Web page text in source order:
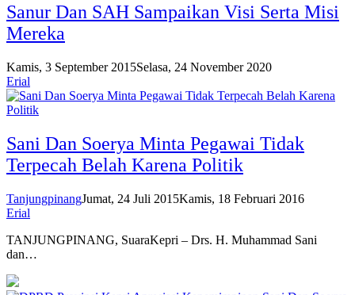
Sanur Dan SAH Sampaikan Visi Serta Misi
Mereka
Kamis, 3 September 2015Selasa, 24 November 2020
Erial
Sani Dan Soerya Minta Pegawai Tidak
Terpecah Belah Karena Politik
TanjungpinangJumat, 24 Juli 2015Kamis, 18 Februari 2016
Erial
TANJUNGPINANG, SuaraKepri – Drs. H. Muhammad Sani
dan…